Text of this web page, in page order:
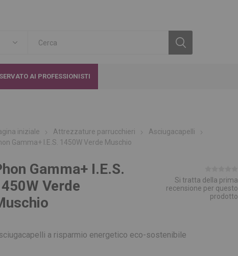
AI PROFESSIONISTI
iniziale Attrezzature parrucchieri
Asciugacapelli
Gamma+ I.E.S. 1450W Verde Muschio
Gamma+ I.E.S.
Verde
Si tratta della prima
recensione per questo
prodotto
a risparmio energetico eco-sostenibile